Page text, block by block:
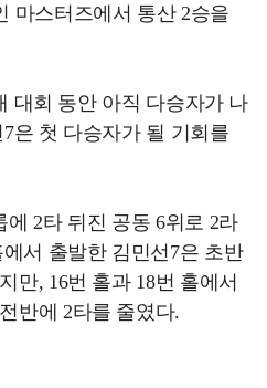
마스터즈에서 통산 2승을
대회 동안 아직 다승자가 나
은 첫 다승자가 될 기회를
2타 뒤진 공동 6위로 2라
서 출발한 김민선7은 초반
만, 16번 홀과 18번 홀에서
반에 2타를 줄였다.